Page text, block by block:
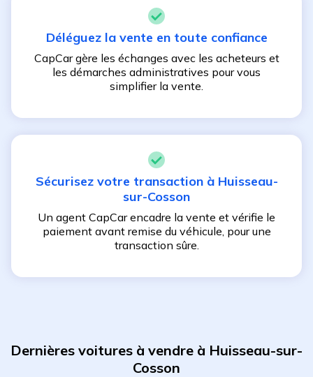
Déléguez la vente en toute confiance
CapCar gère les échanges avec les acheteurs et
les démarches administratives pour vous
simplifier la vente.
Sécurisez votre transaction à Huisseau-
sur-Cosson
Un agent CapCar encadre la vente et vérifie le
paiement avant remise du véhicule, pour une
transaction sûre.
Dernières voitures à vendre à Huisseau-sur-
Cosson